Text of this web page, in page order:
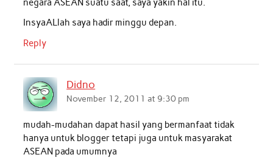
negara ASEAN suatu saat, saya yakin hal itu.
InsyaALlah saya hadir minggu depan.
Reply
Didno
November 12, 2011 at 9:30 pm
mudah-mudahan dapat hasil yang bermanfaat tidak
hanya untuk blogger tetapi juga untuk masyarakat
ASEAN pada umumnya